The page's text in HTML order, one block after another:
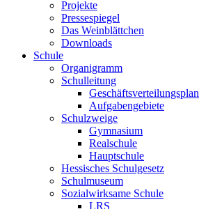
Projekte
Pressespiegel
Das Weinblättchen
Downloads
Schule
Organigramm
Schulleitung
Geschäftsverteilungsplan
Aufgabengebiete
Schulzweige
Gymnasium
Realschule
Hauptschule
Hessisches Schulgesetz
Schulmuseum
Sozialwirksame Schule
LRS